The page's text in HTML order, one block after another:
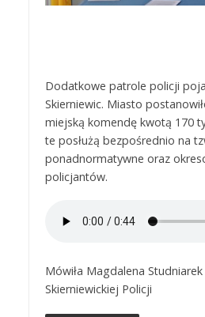
Dodatkowe patrole policji
Skierniewic. Miasto
miejską komendę kwotą 170
te posłużą bezpośrednio na
ponadnormatywne oraz
policjantów.
Mówiła Magdalena Studniarek
Skierniewickiej Policji